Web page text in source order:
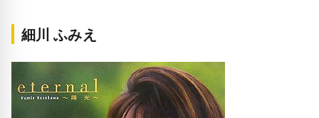
細川 ふみえ